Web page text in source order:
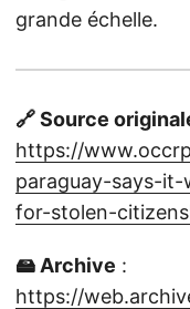
grande échelle.
🔗 Source
https://
paraguay-says-
for-stolen-
🖴 Archive :
https://